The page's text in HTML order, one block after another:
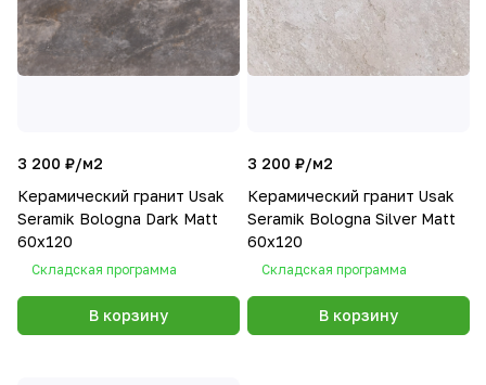
3 200 ₽/м2
Керамический гранит Usak
Seramik Bologna Dark Matt
60x120
Складская программа
В корзину
3 200 ₽/м2
Керамический гранит Usak
Seramik Bologna Silver Matt
60x120
Складская программа
В корзину